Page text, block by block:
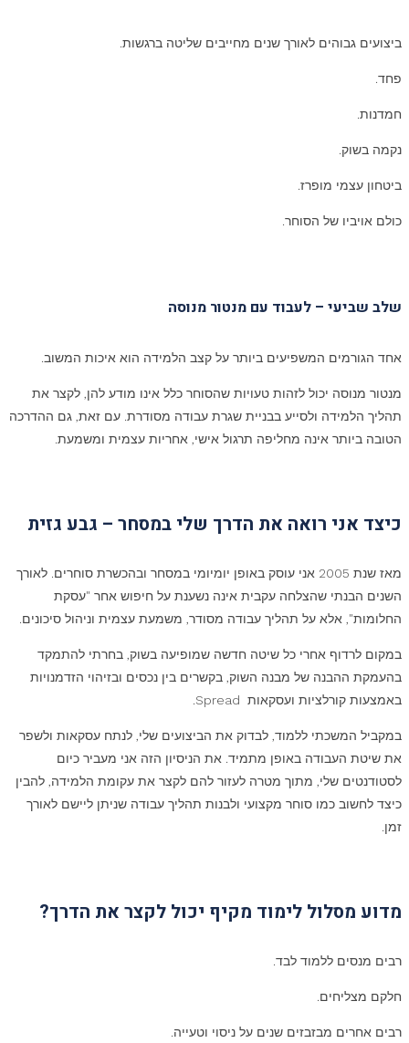
ביצועים גבוהים לאורך שנים מחייבים שליטה ברגשות.
פחד.
חמדנות.
נקמה בשוק.
ביטחון עצמי מופרז.
כולם אויביו של הסוחר.
שלב שביעי – לעבוד עם מנטור מנוסה
אחד הגורמים המשפיעים ביותר על קצב הלמידה הוא איכות המשוב.
מנטור מנוסה יכול לזהות טעויות שהסוחר כלל אינו מודע להן, לקצר את
תהליך הלמידה ולסייע בבניית שגרת עבודה מסודרת. עם זאת, גם ההדרכה
הטובה ביותר אינה מחליפה תרגול אישי, אחריות עצמית ומשמעת.
כיצד אני רואה את הדרך שלי במסחר – גבע גזית
מאז שנת 2005 אני עוסק באופן יומיומי במסחר ובהכשרת סוחרים. לאורך
השנים הבנתי שהצלחה עקבית אינה נשענת על חיפוש אחר "עסקת
החלומות", אלא על תהליך עבודה מסודר, משמעת עצמית וניהול סיכונים.
במקום לרדוף אחרי כל שיטה חדשה שמופיעה בשוק, בחרתי להתמקד
בהעמקת ההבנה של מבנה השוק, בקשרים בין נכסים ובזיהוי הזדמנויות
באמצעות קורלציות ועסקאות Spread.
במקביל המשכתי ללמוד, לבדוק את הביצועים שלי, לנתח עסקאות ולשפר
את שיטת העבודה באופן מתמיד. את הניסיון הזה אני מעביר כיום
לסטודנטים שלי, מתוך מטרה לעזור להם לקצר את עקומת הלמידה, להבין
כיצד לחשוב כמו סוחר מקצועי ולבנות תהליך עבודה שניתן ליישם לאורך
זמן.
מדוע מסלול לימוד מקיף יכול לקצר את הדרך?
רבים מנסים ללמוד לבד.
חלקם מצליחים.
רבים אחרים מבזבזים שנים על ניסוי וטעייה.